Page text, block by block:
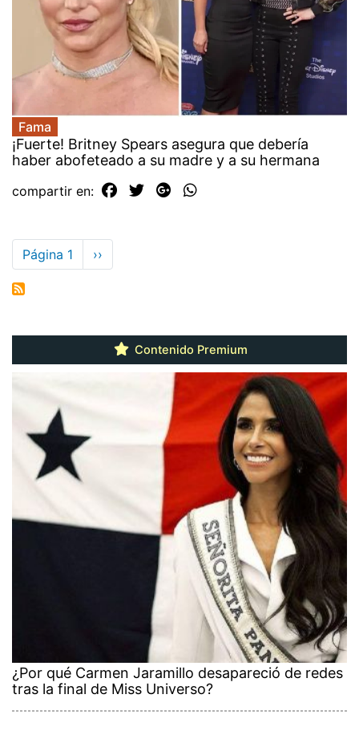
Fama
¡Fuerte! Britney Spears asegura que debería
haber abofeteado a su madre y a su hermana
compartir en:
Paginación
Página 1
Siguiente
página
››
Contenido Premium
¿Por qué Carmen Jaramillo desapareció de redes
tras la final de Miss Universo?